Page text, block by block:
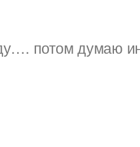
потом думаю